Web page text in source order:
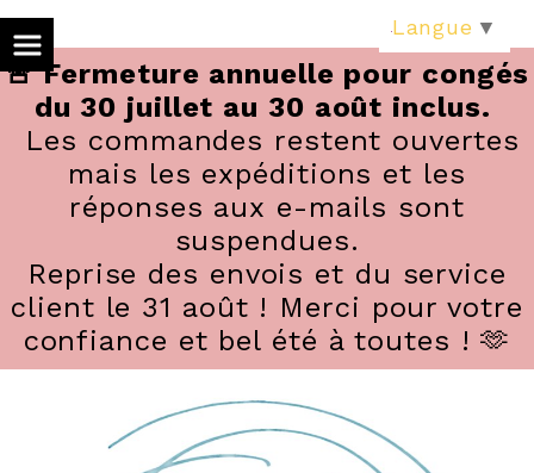
🚨 Fermeture annuelle pour congés
du 30 juillet au 30 août inclus.
Les commandes restent ouvertes
mais les expéditions et les
réponses aux e-mails sont
suspendues.
Reprise des envois et du service
client le 31 août ! Merci pour votre
confiance et bel été à toutes ! 🫶
Langue ▼